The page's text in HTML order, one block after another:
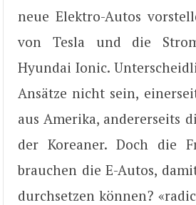
neue Elektro-Autos
von Tesla und die
Hyundai Ionic.
Ansätze nicht sein,
aus Amerika, andererseits
der Koreaner. Doch die
brauchen die E-Autos,
durchsetzen können?